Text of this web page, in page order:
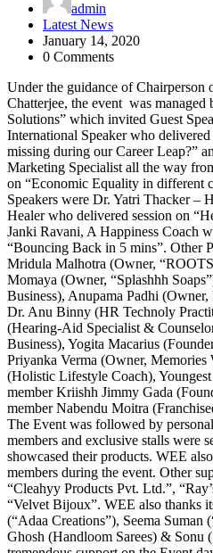
admin
Latest News
January 14, 2020
0 Comments
Under the guidance of
Chatterjee, the event was
Solutions” which invited Guest
International Speaker who
missing during our Career Leap?”
Marketing Specialist all the way
on “Economic Equality in different
Speakers were Dr. Yatri Thacker –
Healer who delivered session on
Janki Ravani, A Happiness Coach
“Bouncing Back in 5 mins”. Other
Mridula Malhotra (Owner,
Momaya (Owner, “Splashhh
Business), Anupama Padhi
Dr. Anu Binny (HR Technoly
(Hearing-Aid Specialist &
Business), Yogita Macarius
Priyanka Verma (Owner,
(Holistic Lifestyle Coach),
member Kriishh Jimmy Gada
member Nabendu Moitra
The Event was followed by
members and exclusive stalls were
showcased their products. WEE
members during the event. Other
“Cleahyy Products Pvt. Ltd.”,
“Velvet Bijoux”. WEE also thanks
(“Adaa Creations”), Seema
Ghosh (Handloom Sarees) & Sonu